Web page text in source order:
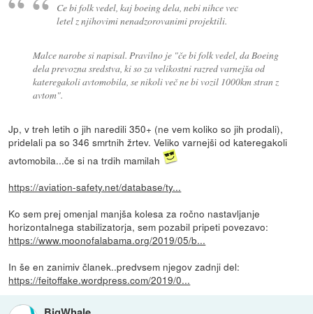
Ce bi folk vedel, kaj boeing dela, nebi nihce vec
letel z njihovimi nenadzorovanimi projektili.
Malce narobe si napisal. Pravilno je "če bi folk vedel, da Boeing
dela prevozna sredstva, ki so za velikostni razred varnejša od
kateregakoli avtomobila, se nikoli več ne bi vozil 1000km stran z
avtom".
Jp, v treh letih o jih naredili 350+ (ne vem koliko so jih prodali),
pridelali pa so 346 smrtnih žrtev. Veliko varnejši od kateregakoli
avtomobila...če si na trdih mamilah
https://aviation-safety.net/database/ty...
Ko sem prej omenjal manjša kolesa za ročno nastavljanje
horizontalnega stabilizatorja, sem pozabil pripeti povezavo:
https://www.moonofalabama.org/2019/05/b...
In še en zanimiv članek..predvsem njegov zadnji del:
https://feitoffake.wordpress.com/2019/0...